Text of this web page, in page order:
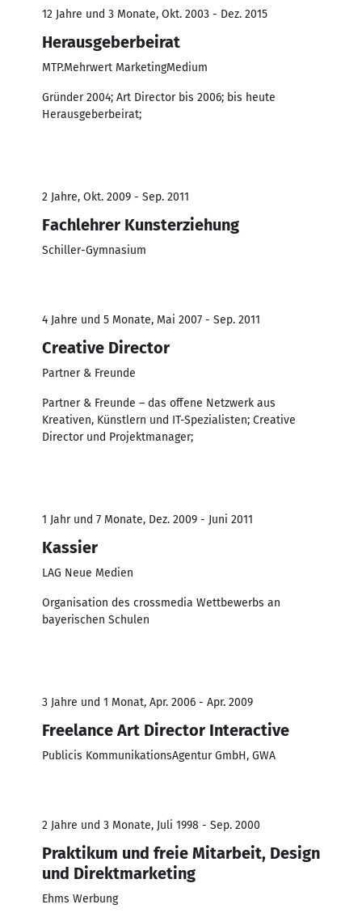
12 Jahre und 3 Monate, Okt. 2003 - Dez. 2015
Herausgeberbeirat
MTP.Mehrwert MarketingMedium
Gründer 2004; Art Director bis 2006; bis heute
Herausgeberbeirat;
2 Jahre, Okt. 2009 - Sep. 2011
Fachlehrer Kunsterziehung
Schiller-Gymnasium
4 Jahre und 5 Monate, Mai 2007 - Sep. 2011
Creative Director
Partner & Freunde
Partner & Freunde – das offene Netzwerk aus
Kreativen, Künstlern und IT-Spezialisten; Creative
Director und Projektmanager;
1 Jahr und 7 Monate, Dez. 2009 - Juni 2011
Kassier
LAG Neue Medien
Organisation des crossmedia Wettbewerbs an
bayerischen Schulen
3 Jahre und 1 Monat, Apr. 2006 - Apr. 2009
Freelance Art Director Interactive
Publicis KommunikationsAgentur GmbH, GWA
2 Jahre und 3 Monate, Juli 1998 - Sep. 2000
Praktikum und freie Mitarbeit, Design
und Direktmarketing
Ehms Werbung